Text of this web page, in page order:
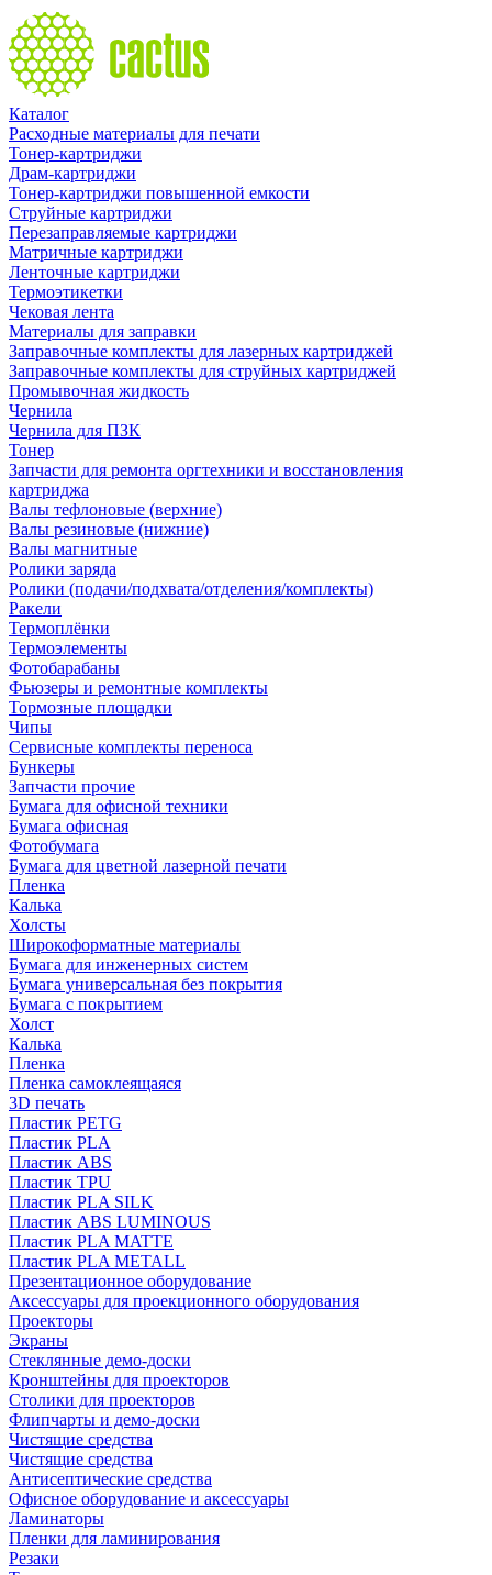
Каталог
Расходные материалы для печати
Тонер-картриджи
Драм-картриджи
Тонер-картриджи повышенной емкости
Струйные картриджи
Перезаправляемые картриджи
Матричные картриджи
Ленточные картриджи
Термоэтикетки
Чековая лента
Материалы для заправки
Заправочные комплекты для лазерных картриджей
Заправочные комплекты для струйных картриджей
Промывочная жидкость
Чернила
Чернила для ПЗК
Тонер
Запчасти для ремонта оргтехники и восстановления
картриджа
Валы тефлоновые (верхние)
Валы резиновые (нижние)
Валы магнитные
Ролики заряда
Ролики (подачи/подхвата/отделения/комплекты)
Ракели
Термоплёнки
Термоэлементы
Фотобарабаны
Фьюзеры и ремонтные комплекты
Тормозные площадки
Чипы
Сервисные комплекты переноса
Бункеры
Запчасти прочие
Бумага для офисной техники
Бумага офисная
Фотобумага
Бумага для цветной лазерной печати
Пленка
Калька
Холсты
Широкоформатные материалы
Бумага для инженерных систем
Бумага универсальная без покрытия
Бумага с покрытием
Холст
Калька
Пленка
Пленка самоклеящаяся
3D печать
Пластик PETG
Пластик PLA
Пластик ABS
Пластик TPU
Пластик PLA SILK
Пластик ABS LUMINOUS
Пластик PLA MATTE
Пластик PLA METALL
Презентационное оборудование
Аксессуары для проекционного оборудования
Проекторы
Экраны
Стеклянные демо-доски
Кронштейны для проекторов
Столики для проекторов
Флипчарты и демо-доски
Чистящие средства
Чистящие средства
Антисептические средства
Офисное оборудование и аксессуары
Ламинаторы
Пленки для ламинирования
Резаки